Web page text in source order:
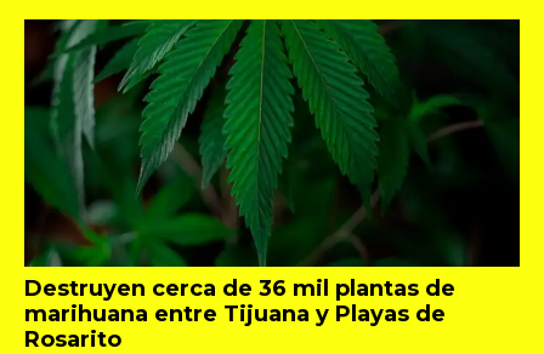
Destruyen cerca de 36 mil plantas de
marihuana entre Tijuana y Playas de
Rosarito